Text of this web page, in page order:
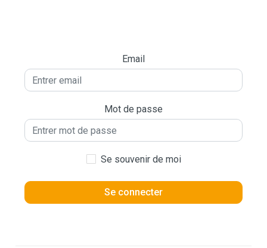
Email
Mot de passe
Se souvenir de moi
Se connecter